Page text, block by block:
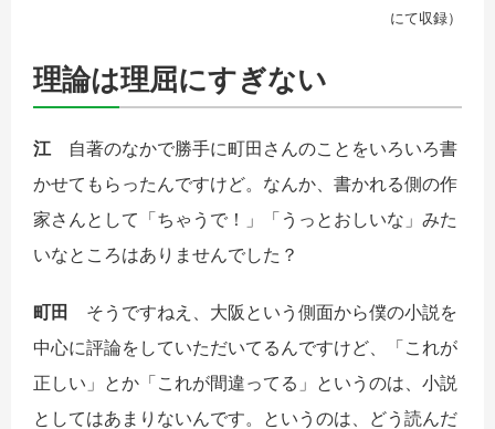
にて収録）
理論は理屈にすぎない
江自著のなかで勝手に町田さんのことをいろいろ書
かせてもらったんですけど。なんか、書かれる側の作
家さんとして「ちゃうで！」「うっとおしいな」みた
いなところはありませんでした？
町田
そうですねえ、大阪という側面から僕の小説を
中心に評論をしていただいてるんですけど、「これが
正しい」とか「これが間違ってる」というのは、小説
としてはあまりないんです。というのは、どう読んだ